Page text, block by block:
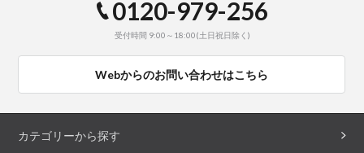
0120-979-256
受付時間 9:00～18:00(土日祝日除く)
Webからのお問い合わせはこちら
カテゴリーから探す